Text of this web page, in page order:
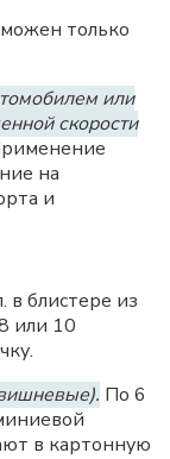
только
или
скорости
на
и
в блистере из
или 10
По 6
в картонную